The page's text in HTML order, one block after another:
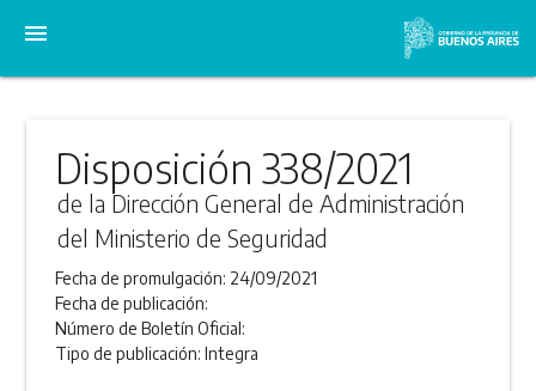
menu
Disposición 338/2021
de la Dirección General de Administración
del Ministerio de Seguridad
Fecha de promulgación: 24/09/2021
Fecha de publicación:
Número de Boletín Oficial:
Tipo de publicación:Integra